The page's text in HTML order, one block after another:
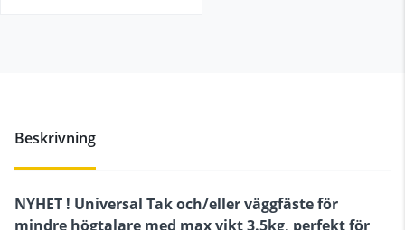
Beskrivning
NYHET ! Universal Tak och/eller väggfäste för
mindre högtalare med max vikt 3.5kg, perfekt för